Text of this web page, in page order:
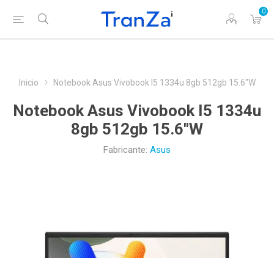
0
Inicio Notebook Asus Vivobook I5 1334u 8gb 512gb 15.6"W
Notebook Asus Vivobook I5 1334u
8gb 512gb 15.6"W
Fabricante: Asus